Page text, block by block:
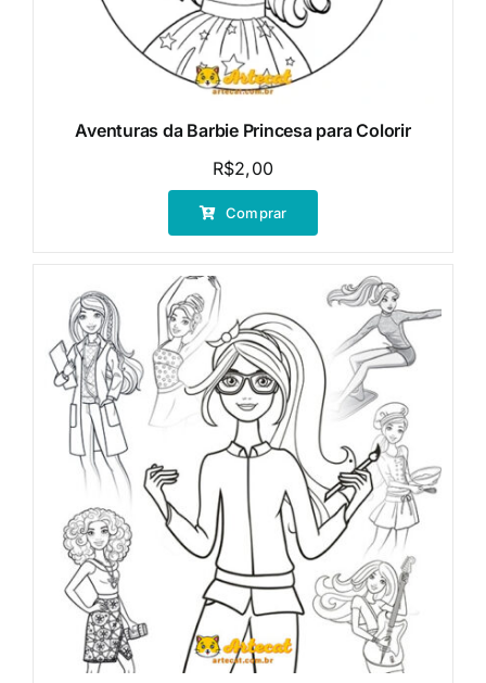
Aventuras da Barbie Princesa para Colorir
R$2,00
Comprar